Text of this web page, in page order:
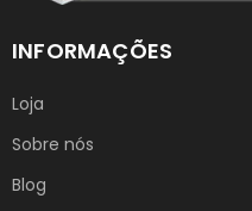
INFORMAÇÕES
Loja
Sobre nós
Blog